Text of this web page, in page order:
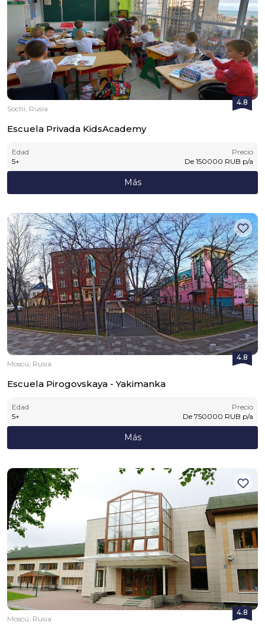
4.8
Sochi, Rusia
Escuela Privada KidsAcademy
Edad
5+
Precio
De 150000 RUB p/a
Más
4.8
Moscú, Rusia
Escuela Pirogovskaya - Yakimanka
Edad
5+
Precio
De 750000 RUB p/a
Más
4.8
Moscú, Rusia